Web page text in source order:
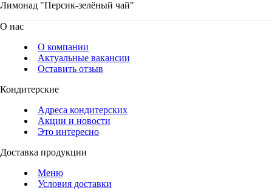
Лимонад "Персик-зелёный чай"
О нас
О компании
Актуальные вакансии
Оставить отзыв
Кондитерские
Адреса кондитерских
Акции и новости
Это интересно
Доставка продукции
Меню
Условия доставки